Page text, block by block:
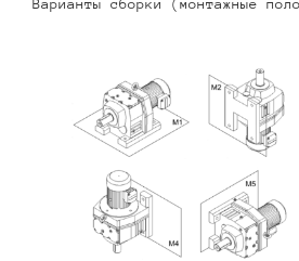
Варианты сборки (монтажные